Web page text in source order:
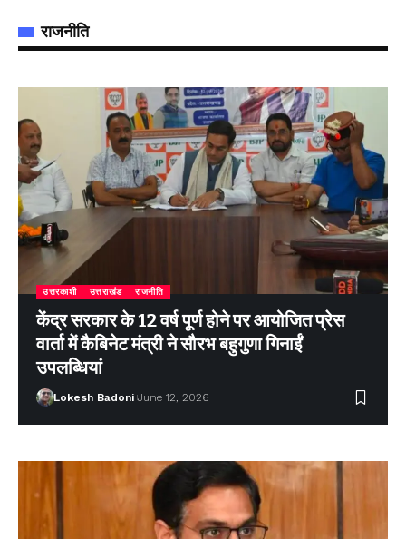
राजनीति
उत्तरकाशी उत्तराखंड राजनीति
केंद्र सरकार के 12 वर्ष पूर्ण होने पर आयोजित प्रेस
वार्ता में कैबिनेट मंत्री ने सौरभ बहुगुणा गिनाईं
उपलब्धियां
Lokesh Badoni June 12, 2026